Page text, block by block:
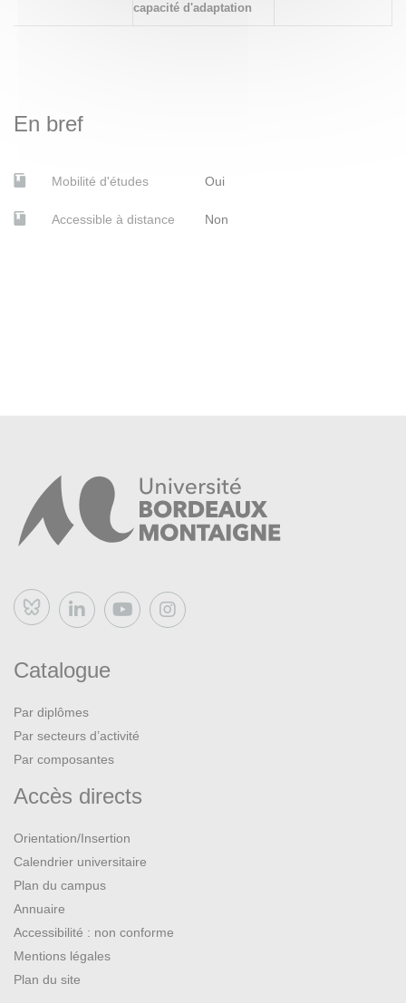
capacité d'adaptation
En bref
Mobilité d'études Oui
Accessible à distance Non
Bluesky
Catalogue
Par diplômes
Par secteurs d’activité
Par composantes
Accès directs
Orientation/Insertion
Calendrier universitaire
Plan du campus
Annuaire
Accessibilité : non conforme
Mentions légales
Plan du site